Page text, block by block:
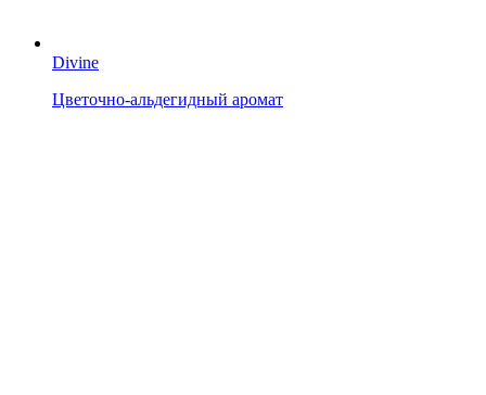
Divine
Цветочно-альдегидный аромат